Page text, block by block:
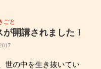
ごと
開講されました！
世の中を生き抜いてい